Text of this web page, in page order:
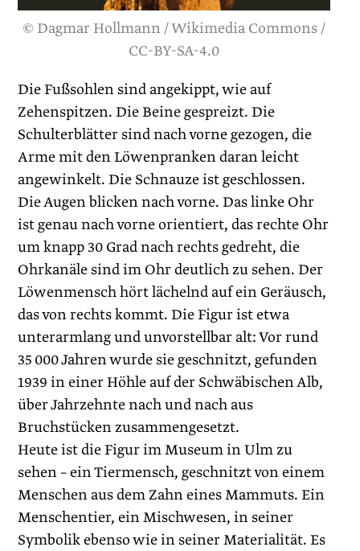
© Dagmar Hollmann / Wikimedia Commons /
CC-BY-SA-4.0
Die Fußsohlen sind angekippt, wie auf
Zehenspitzen. Die Beine gespreizt. Die
Schulterblätter sind nach vorne gezogen, die
Arme mit den Löwenpranken daran leicht
angewinkelt. Die Schnauze ist geschlossen.
Die Augen blicken nach vorne. Das linke Ohr
ist genau nach vorne orientiert, das rechte Ohr
um knapp 30 Grad nach rechts gedreht, die
Ohrkanäle sind im Ohr deutlich zu sehen. Der
Löwenmensch hört lächelnd auf ein Geräusch,
das von rechts kommt. Die Figur ist etwa
unterarmlang und unvorstellbar alt: Vor rund
35 000 Jahren wurde sie geschnitzt, gefunden
1939 in einer Höhle auf der Schwäbischen Alb,
über Jahrzehnte nach und nach aus
Bruchstücken zusammengesetzt.
Heute ist die Figur im Museum in Ulm zu
sehen – ein Tiermensch, geschnitzt von einem
Menschen aus dem Zahn eines Mammuts. Ein
Menschentier, ein Mischwesen, in seiner
Symbolik ebenso wie in seiner Materialität. Es